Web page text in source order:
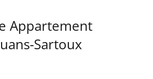
Appartement
Sartoux